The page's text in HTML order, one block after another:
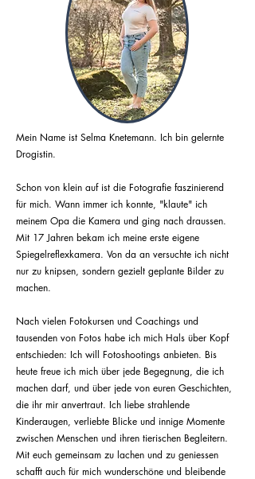
Mein Name ist Selma Knetemann. Ich bin gelernte
Drogistin.
Schon von klein auf ist die Fotografie faszinierend
für mich. Wann immer ich konnte, "klaute" ich
meinem Opa die Kamera und ging nach draussen.
Mit 17 Jahren bekam ich meine erste eigene
Spiegelreflexkamera. Von da an versuchte ich nicht
nur zu knipsen, sondern gezielt geplante Bilder zu
machen.
Nach vielen Fotokursen und Coachings und
tausenden von Fotos habe ich mich Hals über Kopf
entschieden: Ich will Fotoshootings anbieten. Bis
heute freue ich mich über jede Begegnung, die ich
machen darf, und über jede von euren Geschichten,
die ihr mir anvertraut. Ich liebe strahlende
Kinderaugen, verliebte Blicke und innige Momente
zwischen Menschen und ihren tierischen Begleitern.
Mit euch gemeinsam zu lachen und zu geniessen
schafft auch für mich wunderschöne und bleibende